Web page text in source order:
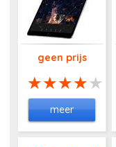
geen prijs
meer